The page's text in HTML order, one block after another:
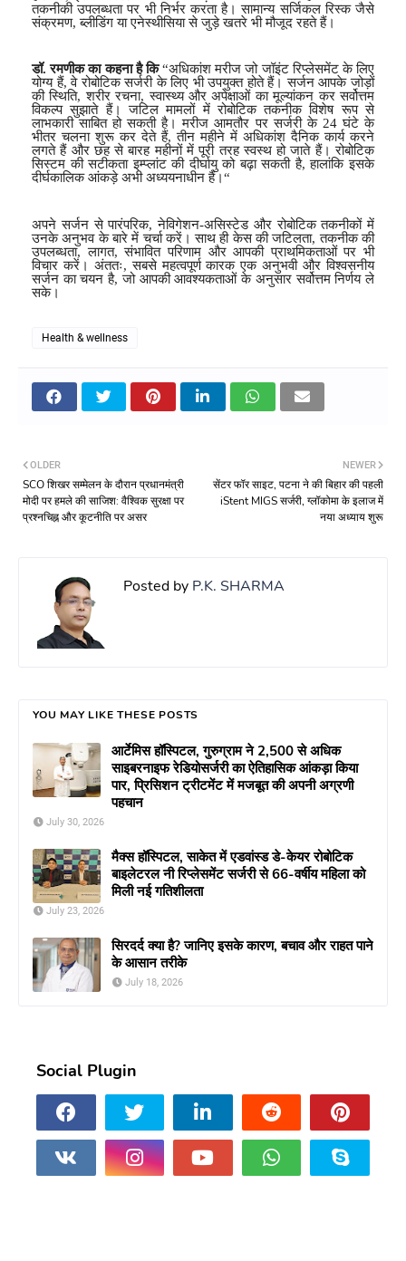
तकनीकी उपलब्धता पर भी निर्भर करता है। सामान्य सर्जिकल रिस्क जैसे
संक्रमण,ब्लीडिंग या एनेस्थीसिया से जुड़े खतरे भी मौजूद रहते हैं।
डॉ. रमणीक का कहना है कि “अधिकांश मरीज जो जॉइंट रिप्लेसमेंट के लिए
योग्य हैं,वे रोबोटिक सर्जरी के लिए भी उपयुक्त होते हैं। सर्जन आपके जोड़ों
की स्थिति,शरीर रचना,स्वास्थ्य और अपेक्षाओं का मूल्यांकन कर सर्वोत्तम
विकल्प सुझाते हैं। जटिल मामलों में रोबोटिक तकनीक विशेष रूप से
लाभकारी साबित हो सकती है। मरीज आमतौर पर सर्जरी के 24घंटे के
भीतर चलना शुरू कर देते हैं,तीन महीने में अधिकांश दैनिक कार्य करने
लगते हैं और छह से बारह महीनों में पूरी तरह स्वस्थ हो जाते हैं। रोबोटिक
सिस्टम की सटीकता इम्प्लांट की दीर्घायु को बढ़ा सकती है,हालांकि इसके
दीर्घकालिक आंकड़े अभी अध्ययनाधीन हैं।“
अपने सर्जन से पारंपरिक,नेविगेशन-असिस्टेड और रोबोटिक तकनीकों में
उनके अनुभव के बारे में चर्चा करें। साथ ही केस की जटिलता,तकनीक की
उपलब्धता,लागत,संभावित परिणाम और आपकी प्राथमिकताओं पर भी
विचार करें। अंततः,सबसे महत्वपूर्ण कारक एक अनुभवी और विश्वसनीय
सर्जन का चयन है,जो आपकी आवश्यकताओं के अनुसार सर्वोत्तम निर्णय ले
सके।
Health & wellness
NEWER
सेंटर फॉर साइट, पटना ने की बिहार की पहली
iStent MIGS सर्जरी, ग्लॉकोमा के इलाज में
नया अध्याय शुरू
OLDER
SCO शिखर सम्मेलन के दौरान प्रधानमंत्री
मोदी पर हमले की साजिश: वैश्विक सुरक्षा पर
प्रश्नचिह्न और कूटनीति पर असर
Posted by P.K. SHARMA
YOU MAY LIKE THESE POSTS
आर्टेमिस हॉस्पिटल, गुरुग्राम ने 2,500 से अधिक
साइबरनाइफ रेडियोसर्जरी का ऐतिहासिक आंकड़ा किया
पार, प्रिसिशन ट्रीटमेंट में मजबूत की अपनी अग्रणी
पहचान
July 30, 2026
मैक्स हॉस्पिटल, साकेत में एडवांस्ड डे-केयर रोबोटिक
बाइलेटरल नी रिप्लेसमेंट सर्जरी से 66-वर्षीय महिला को
मिली नई गतिशीलता
July 23, 2026
सिरदर्द क्या है? जानिए इसके कारण, बचाव और राहत पाने
के आसान तरीके
July 18, 2026
Social Plugin